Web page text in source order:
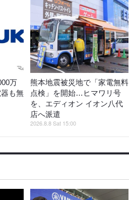
万
も無
熊本地震被災地で「家電無料
点検」を開始…ヒマワリ号
を、エディオン イオン八代
店へ派遣
2026.8.8 Sat 15:00